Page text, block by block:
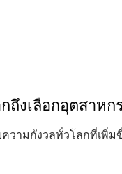
งเลือกอุตสาหก
วามกังวลทั่วโลกที่เพิ่ม